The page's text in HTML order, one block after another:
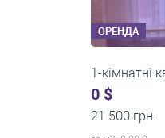
ОРЕНДА
1-кімнатні
0 $
13 000 грн.